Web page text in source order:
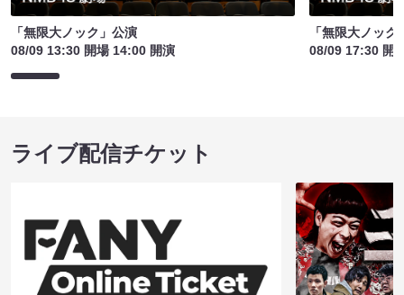
「無限大ノック」公演
08/09 13:30 開場 14:00 開演
「無限大ノック
08/09 17:30 開
ライブ配信チケット